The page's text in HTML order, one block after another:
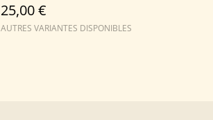
25,00 €
AUTRES VARIANTES DISPONIBLES